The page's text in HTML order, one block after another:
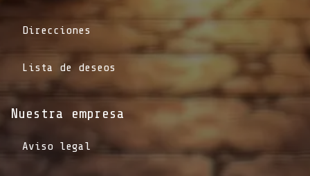
Direcciones
Lista de deseos
Nuestra empresa
Aviso legal